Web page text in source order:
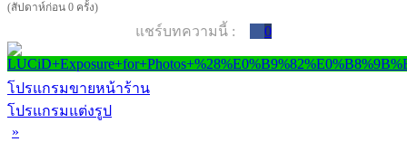
(สัปดาห์ก่อน 0 ครั้ง)
แชร์บทความนี้ : 0
โปรแกรมขายหน้าร้าน
โปรแกรมแต่งรูป
»